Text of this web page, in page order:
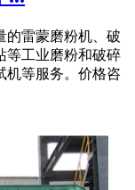
的雷蒙磨粉机、破
等工业磨粉和破碎
机等服务。价格咨